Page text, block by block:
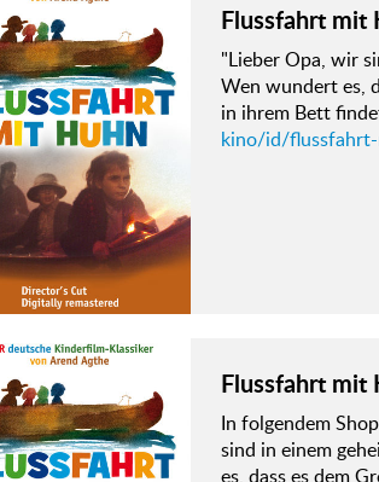
Flussfahrt mit
"Lieber Opa, wir
Wen wundert es,
in ihrem Bett
kino/id/
Flussfahrt mit
In folgendem
sind in einem
es, dass es dem